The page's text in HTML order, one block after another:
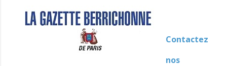
Contactez
nos